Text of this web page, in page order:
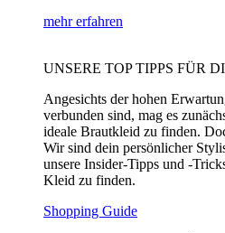
mehr erfahren
UNSERE TOP TIPPS FÜR
Angesichts der hohen
verbunden sind, mag es
ideale Brautkleid zu finden.
Wir sind dein persönlicher
unsere Insider-Tipps und -
Kleid zu finden.
Shopping Guide